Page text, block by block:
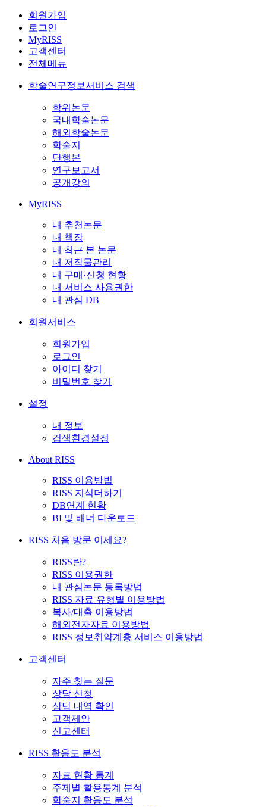
회원가입
로그인
MyRISS
고객센터
전체메뉴
학술연구정보서비스 검색
학위논문
국내학술논문
해외학술논문
학술지
단행본
연구보고서
공개강의
MyRISS
내 추천논문
내 책장
내 최근 본 논문
내 저작물관리
내 구매·신청 현황
내 서비스 사용권한
내 관심 DB
회원서비스
회원가입
로그인
아이디 찾기
비밀번호 찾기
설정
내 정보
검색환경설정
About RISS
RISS 이용방법
RISS 지식더하기
DB연계 현황
BI 및 배너 다운로드
RISS 처음 방문 이세요?
RISS란?
RISS 이용권한
내 관심논문 등록방법
RISS 자료 유형별 이용방법
복사/대출 이용방법
해외전자자료 이용방법
RISS 정보취약계층 서비스 이용방법
고객센터
자주 찾는 질문
상담 신청
상담 내역 확인
고객제안
신고센터
RISS 활용도 분석
자료 현황 통계
주제별 활용통계 분석
학술지 활용도 분석